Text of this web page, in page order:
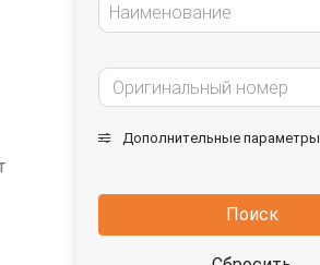
Наименование
Дополнительные параметры
Поиск